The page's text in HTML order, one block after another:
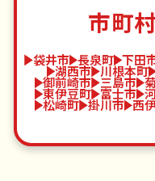
市町
袋井市 長泉町 下田
湖西市 川根本町
御前崎市 三島市
東伊豆町 富士市
松崎町 掛川市 西